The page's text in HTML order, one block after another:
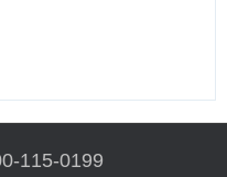
115-0199